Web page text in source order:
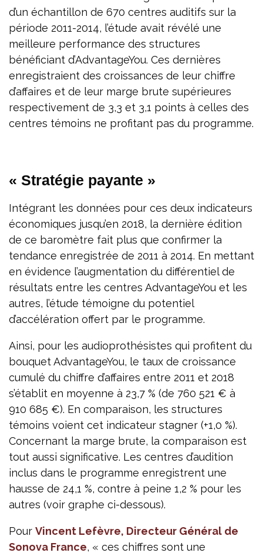
d’un échantillon de 670 centres auditifs sur la
période 2011-2014, l’étude avait révélé une
meilleure performance des structures
bénéficiant d’AdvantageYou. Ces dernières
enregistraient des croissances de leur chiffre
d’affaires et de leur marge brute supérieures
respectivement de 3,3 et 3,1 points à celles des
centres témoins ne profitant pas du programme.
« Stratégie payante »
Intégrant les données pour ces deux indicateurs
économiques jusqu’en 2018, la dernière édition
de ce baromètre fait plus que confirmer la
tendance enregistrée de 2011 à 2014. En mettant
en évidence l’augmentation du différentiel de
résultats entre les centres AdvantageYou et les
autres, l’étude témoigne du potentiel
d’accélération offert par le programme.
Ainsi, pour les audioprothésistes qui profitent du
bouquet AdvantageYou, le taux de croissance
cumulé du chiffre d’affaires entre 2011 et 2018
s’établit en moyenne à 23,7 % (de 760 521 € à
910 685 €). En comparaison, les structures
témoins voient cet indicateur stagner (+1,0 %).
Concernant la marge brute, la comparaison est
tout aussi significative. Les centres d’audition
inclus dans le programme enregistrent une
hausse de 24,1 %, contre à peine 1,2 % pour les
autres (voir graphe ci-dessous).
Pour Vincent Lefèvre, Directeur Général de
Sonova France, « ces chiffres sont une